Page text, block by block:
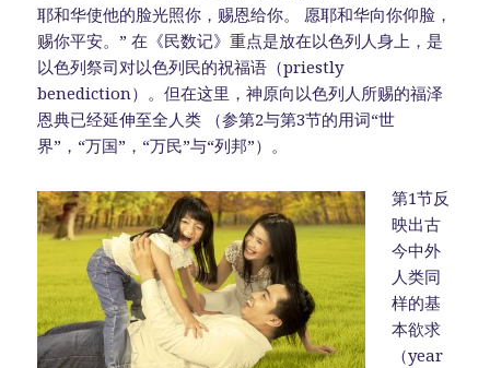
耶和华使他的脸光照你，赐恩给你。 愿耶和华向你仰脸，
赐你平安。” 在《民数记》重点是放在以色列人身上，是
以色列祭司对以色列民的祝福语（priestly
benediction）。但在这里，神原向以色列人所赐的福泽
恩典已经延伸至全人类 （参第2与第3节的用词“世
界”，“万国”，“万民”与“列邦”）。
第1节反
映出古
今中外
人类同
样的基
本欲求
（year